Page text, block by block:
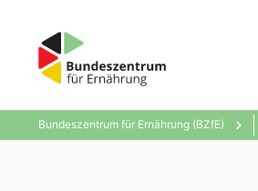
Bundeszentrum für Ernährung (BZfE)